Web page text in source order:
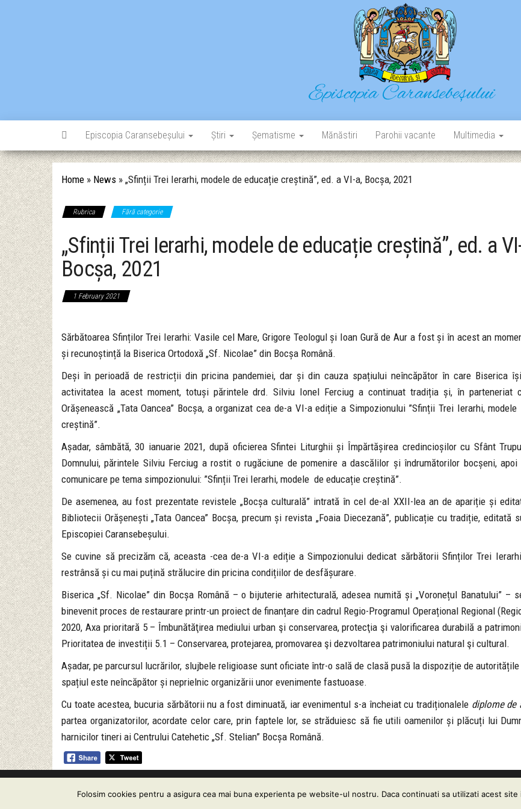
Episcopia Caransebeșului
Situl oficial al Episcopiei Caransebeșului
Episcopia Caransebeșului Știri Șematisme Mănăstiri Parohii vacante Multimedia
Home » News » „Sfinții Trei Ierarhi, modele de educație creștină”, ed. a VI-a, Bocșa, 2021
Rubrica Fără categorie
„Sfinții Trei Ierarhi, modele de educație creștină”, ed. a
Bocșa, 2021
1 February 2021
Sărbătoarea Sfinților Trei Ierarhi: Vasile cel Mare, Grigore Teologul și Ioan Gură de Aur a fost și în acest an
și recunoștință la Biserica Ortodoxă „Sf. Nicolae” din Bocșa Română.
Deși în perioadă de restricții din pricina pandemiei, dar și din cauza spațiului neîncăpător în care Biserica
activitatea la acest moment, totuși părintele drd. Silviu Ionel Ferciug a continuat tradiția și, în parteneriat
Orășenească „Tata Oancea” Bocșa, a organizat cea de-a VI-a ediție a Simpozionului ”Sfinții Trei Ierarhi,
creștină”.
Așadar, sâmbătă, 30 ianuarie 2021, după oficierea Sfintei Liturghii și Împărtășirea credincioșilor cu Sfânt
Domnului, părintele Silviu Ferciug a rostit o rugăciune de pomenire a dascălilor și îndrumătorilor bocșeni,
comunicare pe tema simpozionului: ”Sfinții Trei Ierarhi, modele de educație creștină”.
De asemenea, au fost prezentate revistele „Bocșa culturală” intrată în cel de-al XXII-lea an de apariție și
Bibliotecii Orășenești „Tata Oancea” Bocșa, precum și revista „Foaia Diecezană”, publicație cu tradiție, editată
Episcopiei Caransebeșului.
Se cuvine să precizăm că, aceasta -cea de-a VI-a ediție a Simpozionului dedicat sărbătorii Sfinților Trei
restrânsă și cu mai puțină strălucire din pricina condițiilor de desfășurare.
Biserica „Sf. Nicolae” din Bocșa Română – o bijuterie arhitecturală, adesea numită și „Voronețul Banatului” –
binevenit proces de restaurare printr-un proiect de finanțare din cadrul Regio-Programul Operațional Regional
2020, Axa prioritară 5 – Îmbunătăţirea mediului urban şi conservarea, protecţia şi valorificarea durabilă a
Prioritatea de investiții 5.1 – Conservarea, protejarea, promovarea şi dezvoltarea patrimoniului natural şi cultural.
Așadar, pe parcursul lucrărilor, slujbele religioase sunt oficiate într-o sală de clasă pusă la dispoziție de
spațiul este neîncăpător și neprielnic organizării unor evenimente fastuoase.
Cu toate acestea, bucuria sărbătorii nu a fost diminuată, iar evenimentul s-a încheiat cu tradiționalele diplome de
partea organizatorilor, acordate celor care, prin faptele lor, se străduiesc să fie utili oamenilor și plăcuți lui
harnicilor tineri ai Centrului Catehetic „Sf. Stelian” Bocșa Română.
Informare GDPR| Conținutul acestui website vă este pus la dispoziţie sub termenii
Folosim cookies pentru a asigura cea mai buna experienta pe website-ul nostru. Daca continuati sa utilizati acest